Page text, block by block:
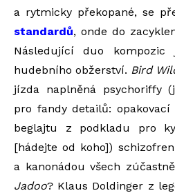
a rytmicky překopané, se
standardů, onde do
Následující duo
hudebního obžerství. Bird
jízda naplněná psychoriffy
pro fandy detailů:
beglajtu z podkladu pro
[hádejte od koho])
a kanonádou všech
Jadoo? Klaus Doldinger z